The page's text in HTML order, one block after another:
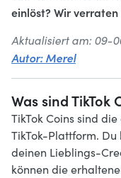
einlöst? Wir
Aktualisiert am: 09-
Autor: Merel
Was sind TikTok
TikTok Coins sind
TikTok-Plattform.
deinen Lieblings-
können die